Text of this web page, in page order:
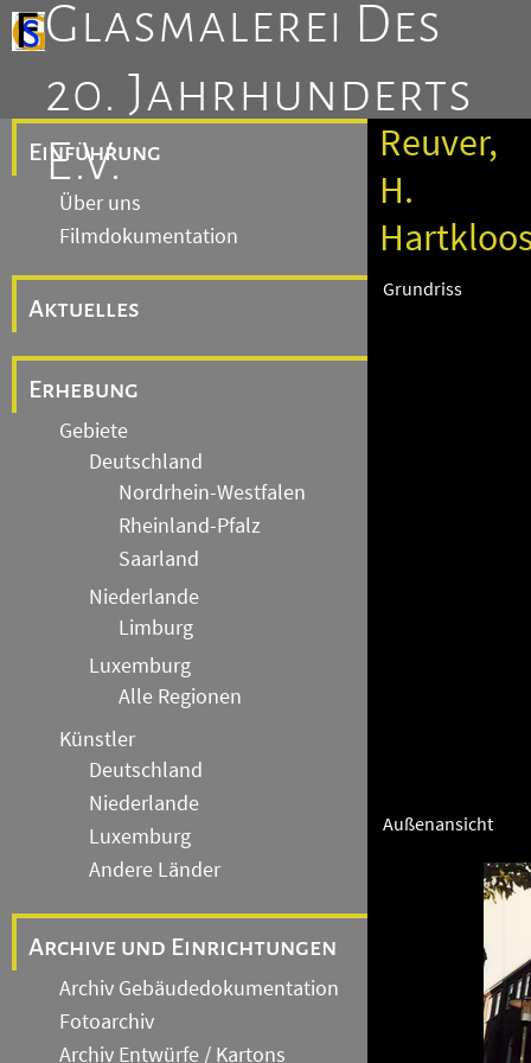
Glasmalerei Des
20. Jahrhunderts
E.V.
Einführung
Über uns
Filmdokumentation
Aktuelles
Erhebung
Gebiete
Deutschland
Nordrhein-Westfalen
Rheinland-Pfalz
Saarland
Niederlande
Limburg
Luxemburg
Alle Regionen
Künstler
Deutschland
Niederlande
Luxemburg
Andere Länder
Archive und Einrichtungen
Archiv Gebäudedokumentation
Fotoarchiv
Archiv Entwürfe / Kartons
Reuver,
H.
Grundriss
Außenansicht